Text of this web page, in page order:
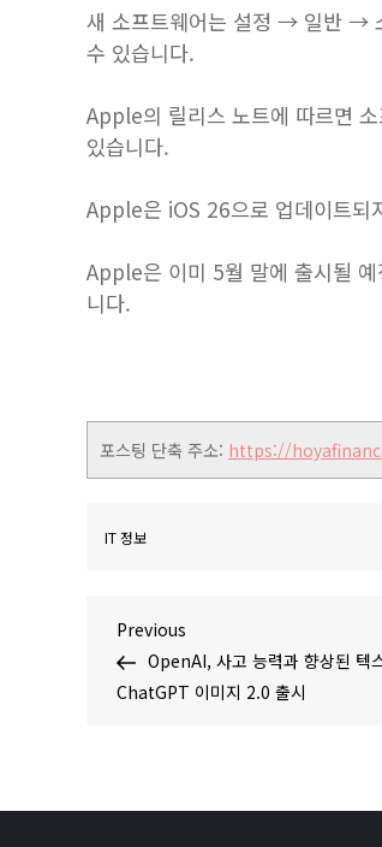
새 소프트웨어는 설정 → 일반 →
수 있습니다.
Apple의 릴리스 노트에 따르면
있습니다.
Apple은 iOS 26으로 업데이트
Apple은 이미 5월 말에 출시될
니다.
포스팅 단축 주소: https://
IT 정보
글
탐
Previous
Post
Previous
OpenAI, 사고 능력과 향상된 텍
ChatGPT 이미지 2.0 출시